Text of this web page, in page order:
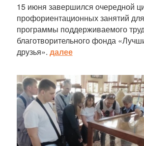
15 июня завершился очередной
профориентационных занятий
программы поддерживаемого
благотворительного фонда
друзья». далее
Статья